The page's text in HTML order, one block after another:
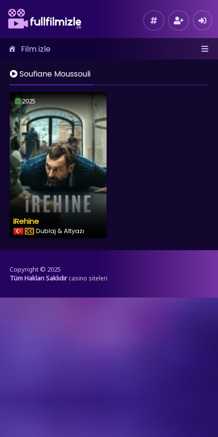
Film izle
Soufiane Moussouli
2025
iRehine
Dublaj & Altyazı
Copyright © 2025
Tüm Hakları Saklıdır casino siteleri